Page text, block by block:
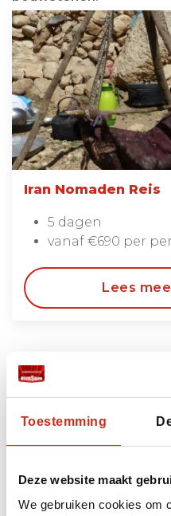
Toestemming
Deze website maakt
We gebruiken cookies om
Iran Nomaden Reis
5 dagen
vanaf €690 per
Lees